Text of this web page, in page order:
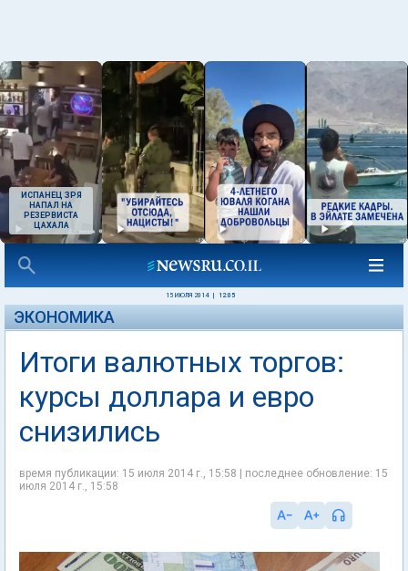
ИСПАНЕЦ ЗРЯ
НАПАЛ НА
РЕЗЕРВИСТА
ЦАХАЛА
15 ИЮЛЯ 2014 12:05
ЭКОНОМИКА
Итоги валютных торгов:
курсы доллара и евро
снизились
время публикации: 15 июля 2014 г., 15:58 | последнее обновление: 15
июля 2014 г., 15:58